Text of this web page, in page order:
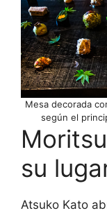
Mesa decorada
según el
su
Atsuko Kato